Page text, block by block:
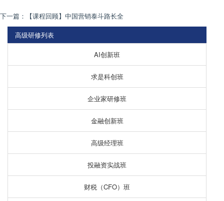
下一篇：
【课程回顾】中国营销泰斗路长全
高级研修列表
AI创新班
求是科创班
企业家研修班
金融创新班
高级经理班
投融资实战班
财税（CFO）班